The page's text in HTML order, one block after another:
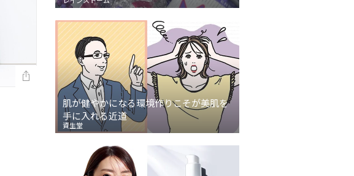
肌が健やかになる環境作りこそが美肌を
手に入れる近道
資生堂